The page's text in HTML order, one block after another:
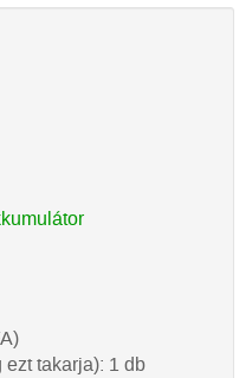
takarja): 1 db